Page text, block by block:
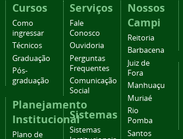
Cursos
Como
ingressar
Técnicos
Graduação
Pós-
graduação
Planejamento
Institucional
Plano de
Serviços
Fale
Conosco
Ouvidoria
Perguntas
Frequentes
Comunicação
Social
Sistemas
Sistemas
Nossos
Campi
Reitoria
Barbacena
Juiz de
Fora
Manhuaçu
Muriaé
Rio
Pomba
Santos